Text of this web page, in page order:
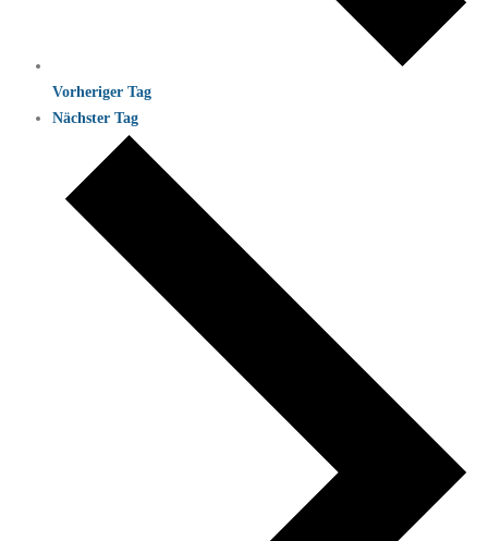
Vorheriger Tag
Nächster Tag